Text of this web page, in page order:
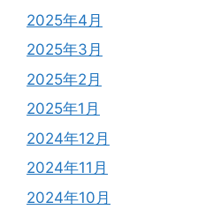
2025年4月
2025年3月
2025年2月
2025年1月
2024年12月
2024年11月
2024年10月